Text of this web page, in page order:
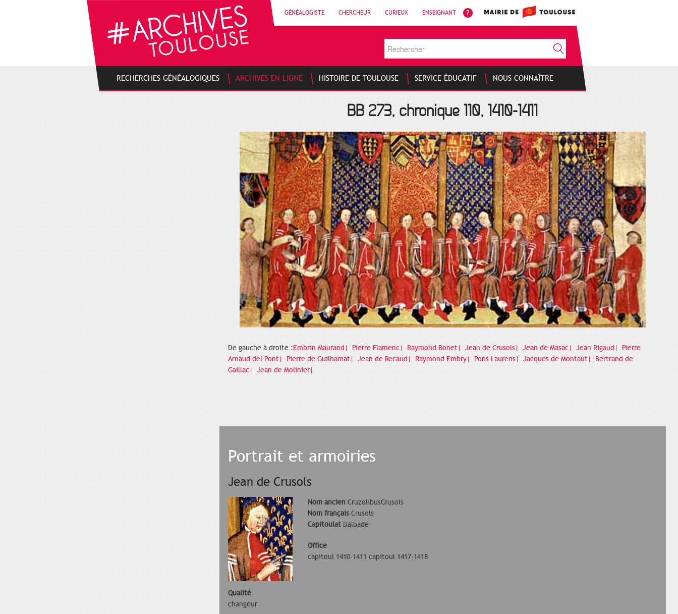
GÉNÉALOGISTE CHERCHEUR CURIEUX ENSEIGNANT
RECHERCHES GÉNÉALOGIQUES ARCHIVES EN LIGNE HISTOIRE DE TOULOUSE SERVICE ÉDUCATIF NOUS CONNAÎTRE
BB 273, chronique 110, 1410-1411
De gauche à droite :Embrin Maurand| Pierre Flamenc| Raymond Bonet| Jean de Crusols| Jean de Masac| Jean Rigaud|
Pierre
Arnaud del Pont|
Pierre de Guilhamat| Jean de Recaud| Raymond Embry| Pons Laurens| Jacques de Montaut|
Bertrand de
Gaillac| Jean de Molinier|
Portrait et armoiries
Jean de Crusols
Nom ancienCruzolibusCrusols
Nom françaisCrusols
Capitoulat Dalbade
Office
capitoul 1410-1411 capitoul 1417-1418
Qualité
changeur
Cookies management panel